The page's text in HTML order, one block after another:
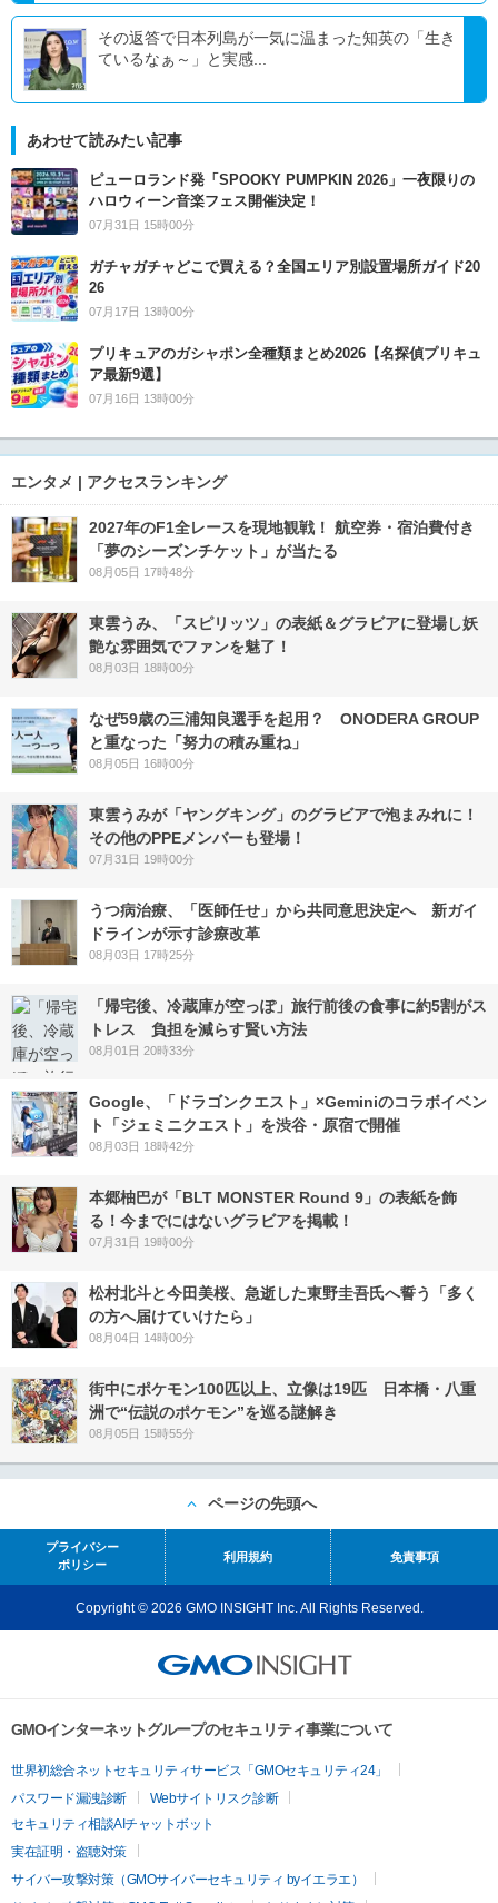
その返答で日本列島が一気に温まった知英の「生き
ているなぁ～」と実感...
あわせて読みたい記事
ピューロランド発「SPOOKY PUMPKIN 2026」一夜限りの
ハロウィーン音楽フェス開催決定！
07月31日 15時00分
ガチャガチャどこで買える？全国エリア別設置場所ガイド20
26
07月17日 13時00分
プリキュアのガシャポン全種類まとめ2026【名探偵プリキュ
ア最新9選】
07月16日 13時00分
エンタメ | アクセスランキング
2027年のF1全レースを現地観戦！ 航空券・宿泊費付き
「夢のシーズンチケット」が当たる
08月05日 17時48分
東雲うみ、「スピリッツ」の表紙＆グラビアに登場し妖
艶な雰囲気でファンを魅了！
08月03日 18時00分
なぜ59歳の三浦知良選手を起用？ ONODERA GROUP
と重なった「努力の積み重ね」
08月05日 16時00分
東雲うみが「ヤングキング」のグラビアで泡まみれに！
その他のPPEメンバーも登場！
07月31日 19時00分
うつ病治療、「医師任せ」から共同意思決定へ 新ガイ
ドラインが示す診療改革
08月03日 17時25分
「帰宅後、冷蔵庫が空っぽ」旅行前後の食事に約5割がス
トレス 負担を減らす賢い方法
08月01日 20時33分
Google、「ドラゴンクエスト」×Geminiのコラボイベン
ト「ジェミニクエスト」を渋谷・原宿で開催
08月03日 18時42分
本郷柚巴が「BLT MONSTER Round 9」の表紙を飾
る！今までにはないグラビアを掲載！
07月31日 19時00分
松村北斗と今田美桜、急逝した東野圭吾氏へ誓う「多く
の方へ届けていけたら」
08月04日 14時00分
街中にポケモン100匹以上、立像は19匹 日本橋・八重
洲で“伝説のポケモン”を巡る謎解き
08月05日 15時55分
ページの先頭へ
プライバシー
ポリシー
利用規約 免責事項
Copyright © 2026 GMO INSIGHT Inc. All Rights Reserved.
GMOインターネットグループのセキュリティ事業について
世界初総合ネットセキュリティサービス「GMOセキュリティ24」
パスワード漏洩診断
Webサイトリスク診断
セキュリティ相談AIチャットボット
実在証明・盗聴対策
サイバー攻撃対策（GMOサイバーセキュリティ byイエラエ）